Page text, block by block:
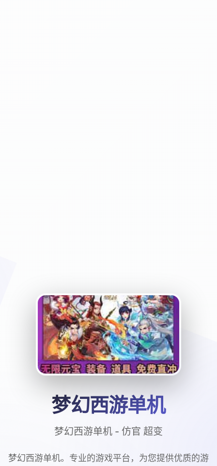
梦幻西游单机
梦幻西游单机 - 仿官 超变
梦幻西游单机。专业的游戏平台，为您提供优质的游